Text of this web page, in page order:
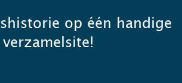
op één handige
verzamelsite!